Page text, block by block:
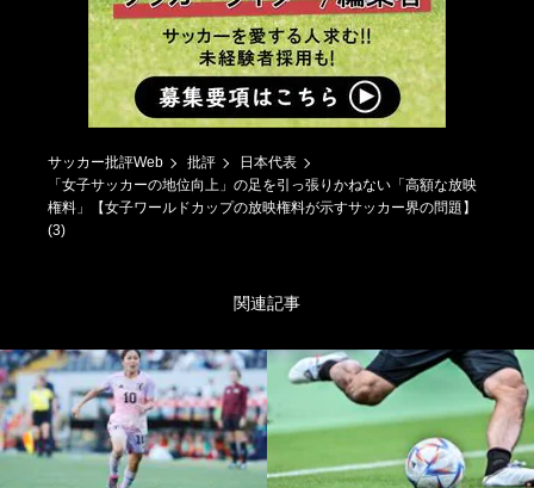
サッカー批評Web 批評
日本代表
「女子サッカーの地位向上」の足を引っ張りかねない「高額な放映
権料」【女子ワールドカップの放映権料が示すサッカー界の問題】
(3)
関連記事